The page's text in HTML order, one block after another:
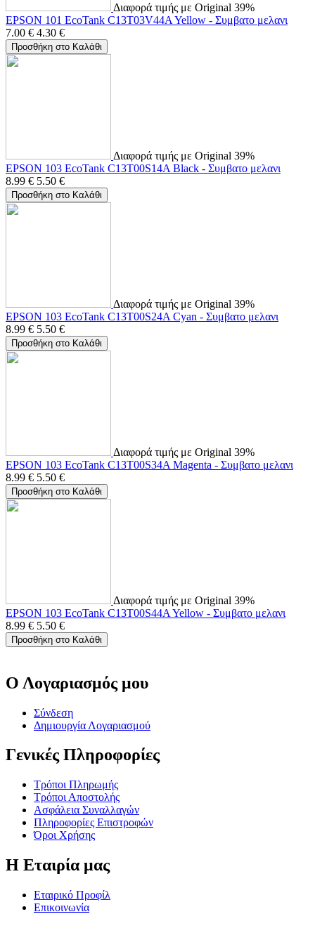
Διαφορά τιμής με Original 39%
EPSON 101 EcoTank C13T03V44A Yellow - Συμβατο μελανι
7.00 € 4.30 €
Προσθήκη στο Καλάθι
Διαφορά τιμής με Original 39%
EPSON 103 EcoTank C13T00S14A Black - Συμβατο μελανι
8.99 € 5.50 €
Προσθήκη στο Καλάθι
Διαφορά τιμής με Original 39%
EPSON 103 EcoTank C13T00S24A Cyan - Συμβατο μελανι
8.99 € 5.50 €
Προσθήκη στο Καλάθι
Διαφορά τιμής με Original 39%
EPSON 103 EcoTank C13T00S34A Magenta - Συμβατο μελανι
8.99 € 5.50 €
Προσθήκη στο Καλάθι
Διαφορά τιμής με Original 39%
EPSON 103 EcoTank C13T00S44A Yellow - Συμβατο μελανι
8.99 € 5.50 €
Προσθήκη στο Καλάθι
Ο Λογαριασμός μου
Σύνδεση
Δημιουργία Λογαριασμού
Γενικές Πληροφορίες
Τρόποι Πληρωμής
Τρόποι Αποστολής
Ασφάλεια Συναλλαγών
Πληροφορίες Επιστροφών
Όροι Χρήσης
Η Εταιρία μας
Εταιρικό Προφίλ
Επικοινωνία